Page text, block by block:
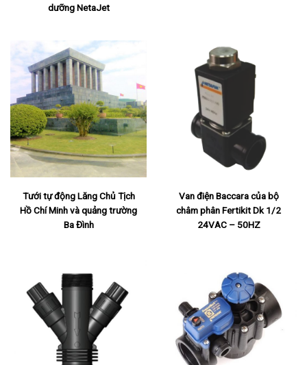
dưỡng NetaJet
Tưới tự động Lăng Chủ Tịch
Hồ Chí Minh và quảng trường
Ba Đình
Van điện Baccara của bộ
châm phân Fertikit Dk 1/2
24VAC – 50HZ